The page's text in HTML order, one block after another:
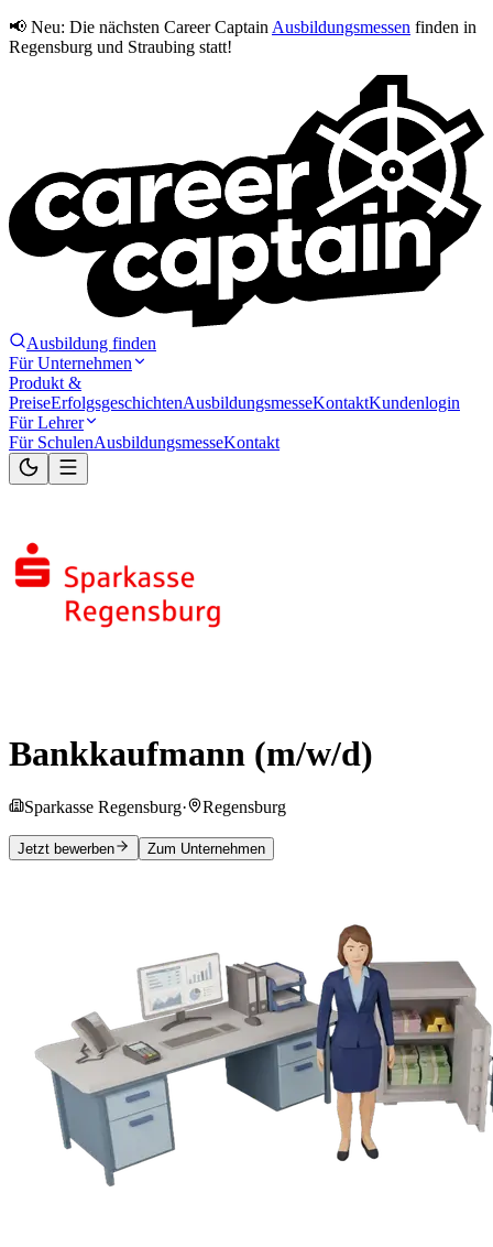
📢 Neu: Die nächsten Career Captain Ausbildungsmessen finden in
Regensburg und Straubing statt!
Ausbildung finden
Für Unternehmen
Produkt &
PreiseErfolgsgeschichtenAusbildungsmesseKontaktKundenlogin
Für Lehrer
Für SchulenAusbildungsmesseKontakt
Bankkaufmann (m/w/d)
Sparkasse Regensburg· Regensburg
Jetzt bewerben Zum Unternehmen